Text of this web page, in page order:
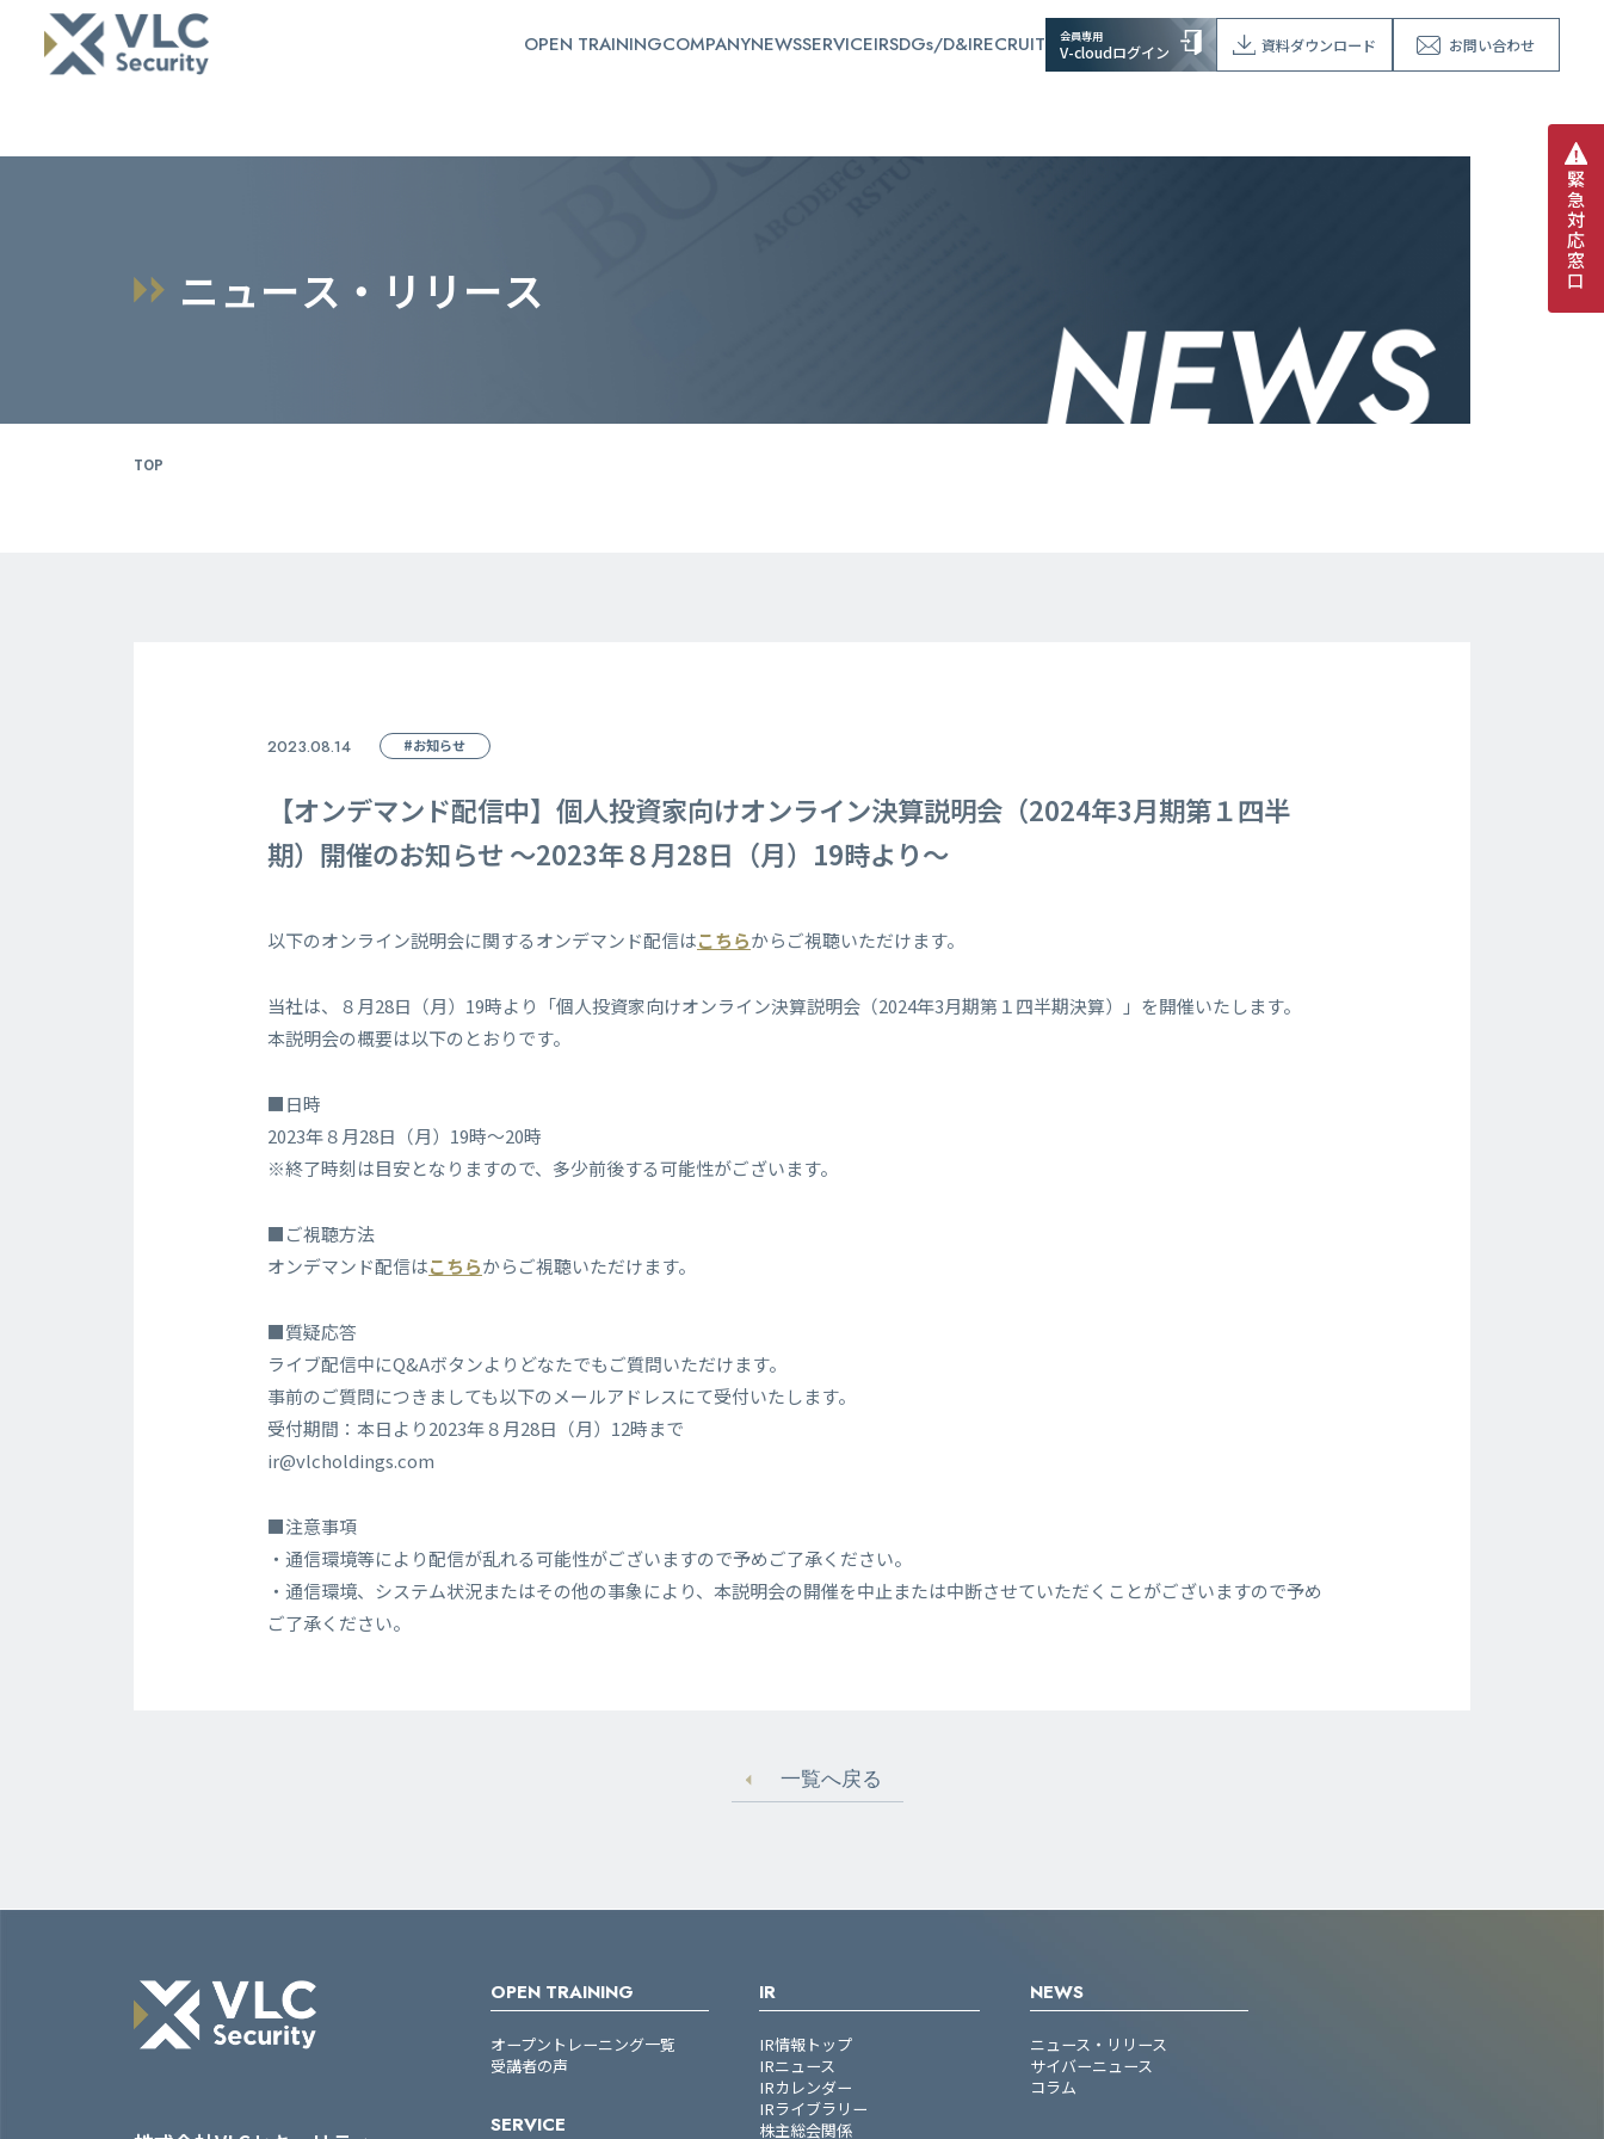
OPEN TRAININGCOMPANYNEWSSERVICEIRSDGs/D&IRECRUIT 会員専用
V-cloudログイン 資料ダウンロード お問い合わせ
緊
急
対
応
窓
口
ニュース ・ リ リ ース
TOP
2023.08.14 #お知らせ
【オンデマンド配信中】個人投資家向けオンライン決算説明会（2024年3月期第１四半
期）開催のお知らせ ～2023年８月28日（月）19時より～
以下のオンライン説明会に関するオンデマンド配信はこちらからご視聴いただけます。
当社は、８月28日（月）19時より「個人投資家向けオンライン決算説明会（2024年3月期第１四半期決算）」を開催いたします。
本説明会の概要は以下のとおりです。
■日時
2023年８月28日（月）19時～20時
※終了時刻は目安となりますので、多少前後する可能性がございます。
■ご視聴方法
オンデマンド配信はこちらからご視聴いただけます。
■質疑応答
ライブ配信中にQ&Aボタンよりどなたでもご質問いただけます。
事前のご質問につきましても以下のメールアドレスにて受付いたします。
受付期間：本日より2023年８月28日（月）12時まで
ir@vlcholdings.com
■注意事項
・通信環境等により配信が乱れる可能性がございますので予めご了承ください。
・通信環境、システム状況またはその他の事象により、本説明会の開催を中止または中断させていただくことがございますので予め
ご了承ください。
一覧へ戻る
OPEN TRAINING
オープントレーニング一覧
受講者の声
SERVICE
IR
IR情報トップ
IRニュース
IRカレンダー
IRライブラリー
株主総会関係
NEWS
ニュース・リリース
サイバーニュース
コラム